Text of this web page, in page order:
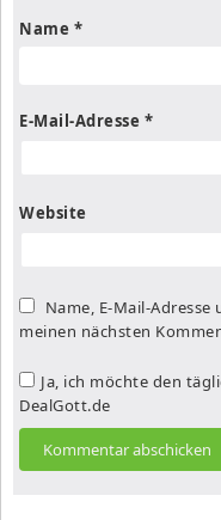
Name *
E-Mail-Adresse *
Website
Name, E-Mail-
meinen nächsten
Ja, ich möchte den
DealGott.de